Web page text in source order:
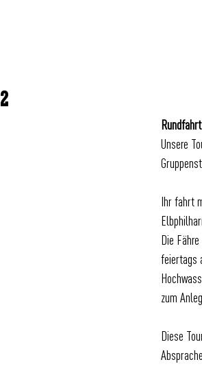
Unsere
Ihr fahrt
Die
feiertags
zum
Diese